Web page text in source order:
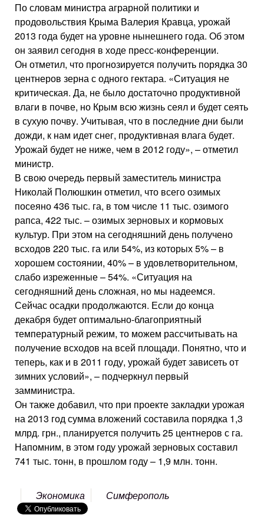
По словам министра аграрной политики и
продовольствия Крыма Валерия Кравца, урожай
2013 года будет на уровне нынешнего года. Об этом
он заявил сегодня в ходе пресс-конференции.
Он отметил, что прогнозируется получить порядка 30
центнеров зерна с одного гектара. «Ситуация не
критическая. Да, не было достаточно продуктивной
влаги в почве, но Крым всю жизнь сеял и будет сеять
в сухую почву. Учитывая, что в последние дни были
дожди, к нам идет снег, продуктивная влага будет.
Урожай будет не ниже, чем в 2012 году», – отметил
министр.
В свою очередь первый заместитель министра
Николай Полюшкин отметил, что всего озимых
посеяно 436 тыс. га, в том числе 11 тыс. озимого
рапса, 422 тыс. – озимых зерновых и кормовых
культур. При этом на сегодняшний день получено
всходов 220 тыс. га или 54%, из которых 5% – в
хорошем состоянии, 40% – в удовлетворительном,
слабо изреженные – 54%. «Ситуация на
сегодняшний день сложная, но мы надеемся.
Сейчас осадки продолжаются. Если до конца
декабря будет оптимально-благоприятный
температурный режим, то можем рассчитывать на
получение всходов на всей площади. Понятно, что и
теперь, как и в 2011 году, урожай будет зависеть от
зимних условий», – подчеркнул первый
замминистра.
Он также добавил, что при проекте закладки урожая
на 2013 год сумма вложений составила порядка 1,3
млрд. грн., планируется получить 25 центнеров с га.
Напомним, в этом году урожай зерновых составил
741 тыс. тонн, в прошлом году – 1,9 млн. тонн.
Экономика Симферополь